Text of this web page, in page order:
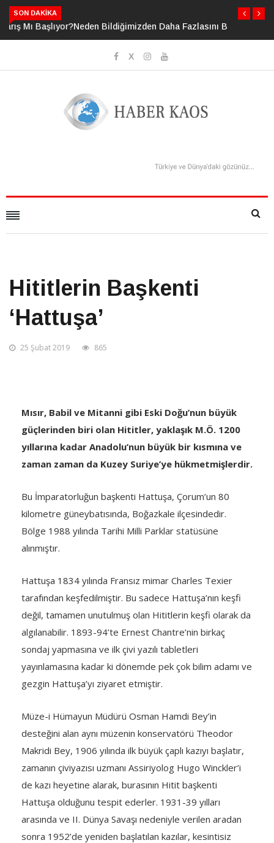
SON DAKIKA
Neden Bildiğimizden Daha Fazlasını Bildiğimizi Sanıyoruz?
Hititlerin Başkenti
‘Hattuşa’
25 Şubat 2019 865
Mısır, Babil ve Mitanni gibi Eski Doğu’nun büyük
güçlerinden biri olan Hititler, yaklaşık M.Ö. 1200
yıllarına kadar Anadolu’nun büyük bir kısmına ve
zaman zaman da Kuzey Suriye’ye hükmetmişlerdir.
Bu İmparatorluğun başkenti Hattuşa, Çorum’un 80
kilometre güneybatısında, Boğazkale ilçesindedir.
Bölge 1988 yılında Tarihi Milli Parklar statüsüne
alınmıştır.
Hattuşa 1834 yılında Fransız mimar Charles Texier
tarafından keşfedilmiştir. Bu sadece Hattuşa’nın keşfi
değil, tamamen unutulmuş olan Hititlerin keşfi olarak da
algılanabilir. 1893-94’te Ernest Chantre’nin birkaç
sondaj yapmasına ve ilk çivi yazılı tabletleri
yayınlamasına kadar ki dönemde pek çok bilim adamı ve
gezgin Hattuşa’yı ziyaret etmiştir.
Müze-i Hümayun Müdürü Osman Hamdi Bey’in
desteğini alan aynı müzenin konservatörü Theodor
Makridi Bey, 1906 yılında ilk büyük çaplı kazıyı başlatır,
zamanın çiviyazısı uzmanı Assiriyolog Hugo Winckler’i
de kazı heyetine alarak, burasının Hitit başkenti
Hattuşa olduğunu tespit ederler. 1931-39 yılları
arasında ve II. Dünya Savaşı nedeniyle verilen aradan
sonra 1952’de yeniden başlatılan kazılar, kesintisiz